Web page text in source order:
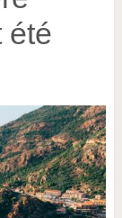
été